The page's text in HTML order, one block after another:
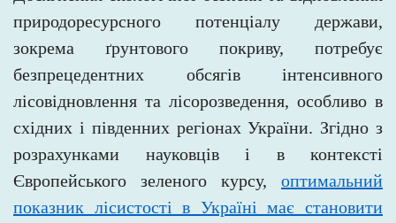
природоресурсного потенціалу держави,
зокрема ґрунтового покриву, потребує
безпрецедентних обсягів інтенсивного
лісовідновлення та лісорозведення, особливо в
східних і південних регіонах України. Згідно з
розрахунками науковців і в контексті
Європейського зеленого курсу, оптимальний
показник лісистості в Україні має становити